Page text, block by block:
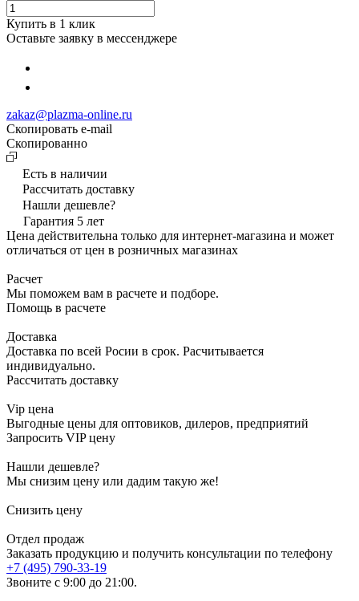
Купить в 1 клик
Оставьте заявку в мессенджере
zakaz@plazma-online.ru
Скопировать e-mail
Cкопированно
Есть в наличии
Рассчитать доставку
Нашли дешевле?
Гарантия 5 лет
Цена действительна только для интернет-магазина и может
отличаться от цен в розничных магазинах
Расчет
Мы поможем вам в расчете и подборе.
Помощь в расчете
Доставка
Доставка по всей Росии в срок. Расчитывается
индивидуально.
Рассчитать доставку
Vip цена
Выгодные цены для оптовиков, дилеров, предприятий
Запросить VIP цену
Нашли дешевле?
Мы снизим цену или дадим такую же!
Снизить цену
Отдел продаж
Заказать продукцию и получить консультации по телефону
+7 (495) 790-33-19
Звоните с 9:00 до 21:00.